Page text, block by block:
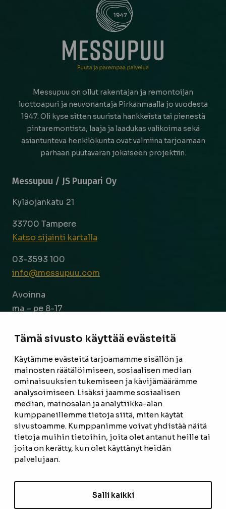
Tämä sivusto käyttää evästeitä
Käytämme evästeitä tarjoamamme sisällön ja
mainosten räätälöimiseen, sosiaalisen median
ominaisuuksien tukemiseen ja kävijämäärämme
analysoimiseen. Lisäksi jaamme sosiaalisen
median, mainosalan ja analytiikka-alan
kumppaneillemme tietoja siitä, miten käytät
sivustoamme. Kumppanimme voivat yhdistää näitä
tietoja muihin tietoihin, joita olet antanut heille tai
joita on kerätty, kun olet käyttänyt heidän
palvelujaan.
Salli kaikki
Messupuu on ollut rakentajan ja remontoijan
luottoapuri ja neuvonantaja Pirkanmaalla jo vuodesta
1947. Oli kyse sitten suurista hankkeista tai pienestä
pintaremontista, laaja ja laadukas valikoima sekä
asiantunteva henkilökunta ovat valmiina tarjoamaan
parhaan puutavaran jokaiseen projektiin.
Messupuu / JS Puupari Oy
Kyläojankatu 21
33700 Tampere
Katso sijainti kartalla
03-3593 100
info@messupuu.com
Avoinna
ma – pe 8-17
ETUSIVU
TUOTTEET
REFERENSSIT
OTA YHTEYTTÄ
TIETOSUOJASELOSTE
EVÄSTEASETUKSET